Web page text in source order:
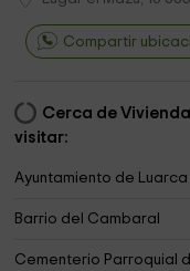
Compartir
Cerca de
visitar:
Ayuntamiento de Luarca
Barrio del Cambaral
Cementerio Parroquial